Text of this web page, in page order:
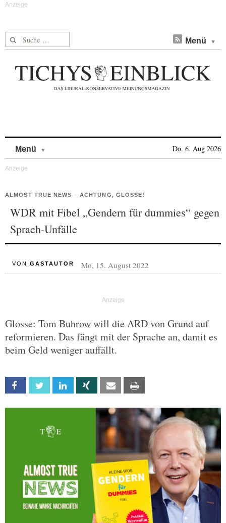
Suche nach: Menü
Menü Do, 6. Aug 2026
ALMOST TRUE NEWS – ACHTUNG, GLOSSE!
WDR mit Fibel „Gendern für dummies“ gegen
Sprach-Unfälle
VON GASTAUTOR Mo, 15. August 2022
Glosse: Tom Buhrow will die ARD von Grund auf
reformieren. Das fängt mit der Sprache an, damit es
beim Geld weniger auffällt.
Facebook Twitter Linkedin Xing Email